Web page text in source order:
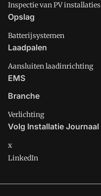
Inspectie van PV installaties
Opslag
Batterijsystemen
Laadpalen
Aansluiten laadinrichting
EMS
Branche
Verlichting
Volg Installatie Journaal
x
LinkedIn